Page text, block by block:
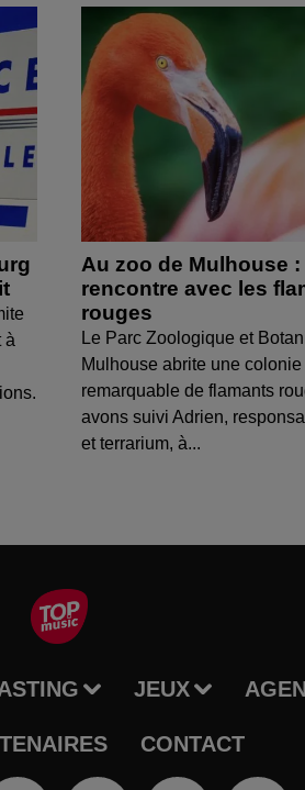
à
Au zoo de Mulhouse :
rencontre avec les
rouges
Le Parc Zoologique et
Mulhouse abrite une colonie
remarquable de flamants
avons suivi Adrien,
et terrarium, à...
JEUX
CONTACT